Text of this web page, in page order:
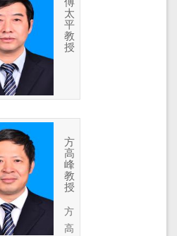
太
平
教
授
方
高
峰
教
授
方
高